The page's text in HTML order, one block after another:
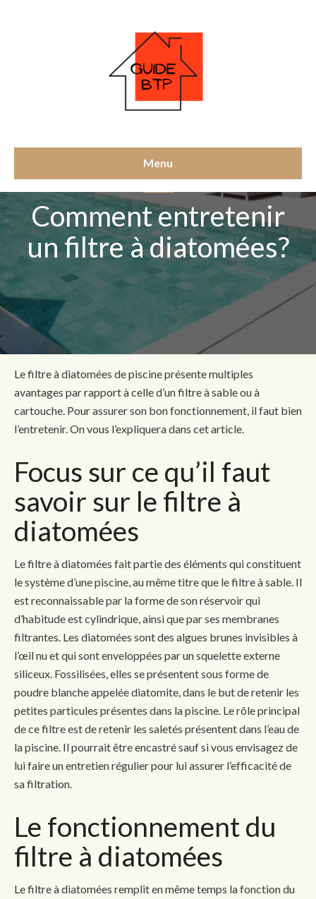
Menu
Comment entretenir
un filtre à diatomées?
Le filtre à diatomées de piscine présente multiples
avantages par rapport à celle d’un filtre à sable ou à
cartouche. Pour assurer son bon fonctionnement, il faut bien
l’entretenir. On vous l’expliquera dans cet article.
Focus sur ce qu’il faut
savoir sur le filtre à
diatomées
Le filtre à diatomées fait partie des éléments qui constituent
le système d’une piscine, au même titre que le filtre à sable. Il
est reconnaissable par la forme de son réservoir qui
d’habitude est cylindrique, ainsi que par ses membranes
filtrantes. Les diatomées sont des algues brunes invisibles à
l’œil nu et qui sont enveloppées par un squelette externe
siliceux. Fossilisées, elles se présentent sous forme de
poudre blanche appelée diatomite, dans le but de retenir les
petites particules présentes dans la piscine. Le rôle principal
de ce filtre est de retenir les saletés présentent dans l’eau de
la piscine. Il pourrait être encastré sauf si vous envisagez de
lui faire un entretien régulier pour lui assurer l’efficacité de
sa filtration.
Le fonctionnement du
filtre à diatomées
Le filtre à diatomées remplit en même temps la fonction du